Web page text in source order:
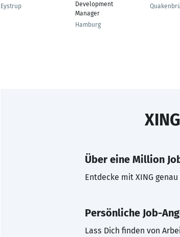
Eystrup
Development
Manager
Hamburg
Über eine Million
Entdecke mit XING
Persönliche Job-
Lass Dich finden von